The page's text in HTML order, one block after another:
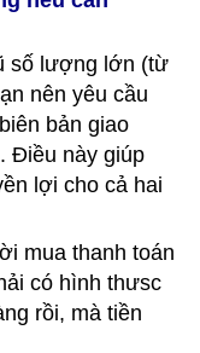
số lượng lớn (từ
nên yêu cầu
bản giao
Điều này giúp
lợi cho cả hai
mua thanh toán
có hình thưsc
rồi, mà tiền